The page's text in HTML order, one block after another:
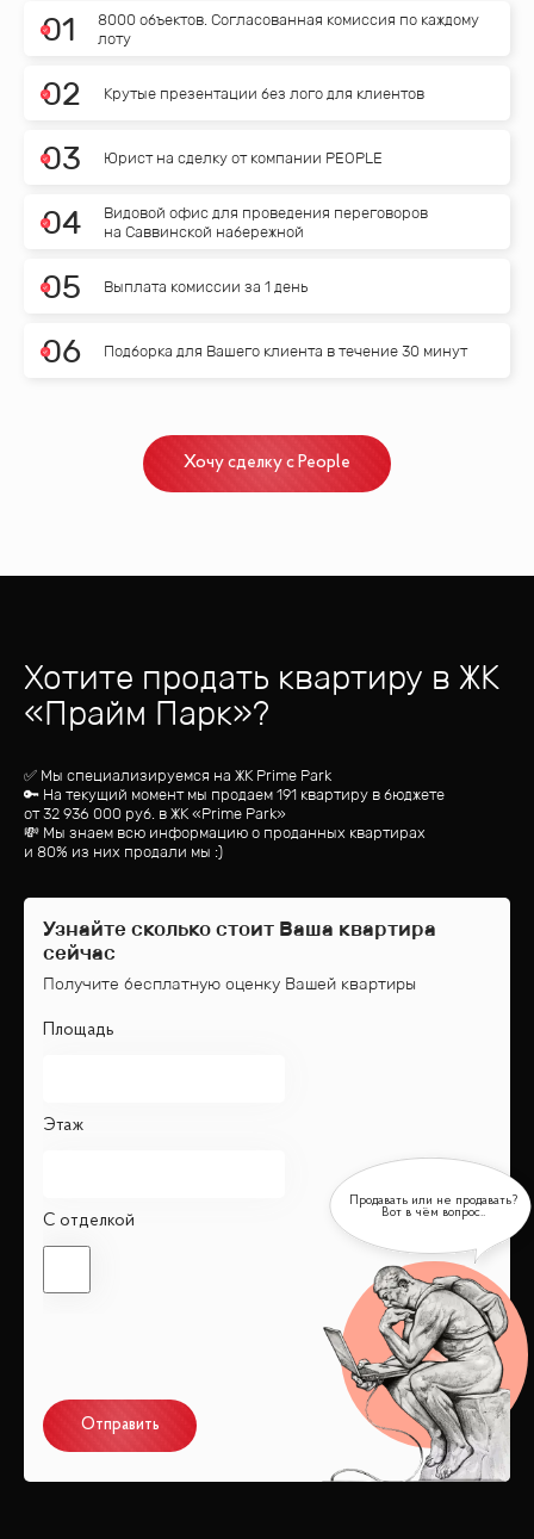
01
8000 объектов. Согласованная комиссия по каждому
лоту
02 Крутые презентации без лого для клиентов
03 Юрист на сделку от компании PEOPLE
04
Видовой офис для проведения переговоров
на Саввинской набережной
05 Выплата комиссии за 1 день
06 Подборка для Вашего клиента в течение 30 минут
Хочу сделку с People
Хотите продать квартиру в ЖК
«Прайм Парк»?
✅ Мы специализируемся на ЖК Prime Park
🔑 На текущий момент мы продаем 191 квартиру в бюджете
от32 936 000 руб. в ЖК «Prime Park»
💸 Мы знаем всю информацию о проданных квартирах
и 80% из них продали мы :)
Узнайте сколько стоит Ваша квартира
сейчас
Получите бесплатную оценку Вашей квартиры
Площадь
Этаж
С отделкой
Отправить